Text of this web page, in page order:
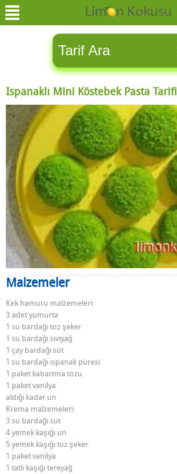
Ispanaklı Mini Köstebek Pasta Tarifi
Malzemeler
Kek hamuru malzemeleri:
3 adet yumurta
1 su bardağı toz şeker
1 su bardağı sıvıyağ
1 çay bardağı süt
1 su bardağı ıspanak püresi
1 paket kabartma tozu
1 paket vanilya
aldığı kadar un
Krema malzemeleri:
3 su bardağı süt
4 yemek kaşığı un
5 yemek kaşığı toz şeker
1 paket vanilya
1 tatlı kaşığı tereyağ